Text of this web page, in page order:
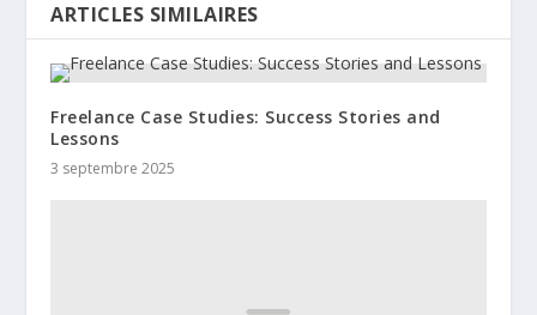
ARTICLES SIMILAIRES
Freelance Case Studies: Success Stories and
Lessons
3 septembre 2025